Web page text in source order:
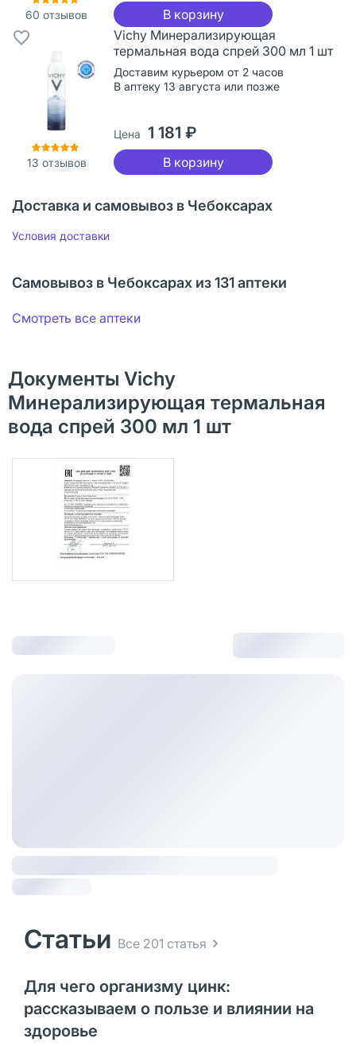
60 отзывов В корзину
13 отзывов
Vichy Минерализирующая
термальная вода спрей 300 мл 1 шт
Доставим курьером от 2 часов
В аптеку 13 августа или позже
Цена 1 181 ₽
В корзину
Доставка и самовывоз в Чебоксарах
Условия доставки
Самовывоз в Чебоксарах из 131 аптеки
Смотреть все аптеки
Документы Vichy
Минерализирующая термальная
вода спрей 300 мл 1 шт
Статьи Все 201 статья
Для чего организму цинк:
рассказываем о пользе и влиянии на
здоровье